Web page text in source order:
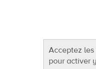
Acceptez
pour activer